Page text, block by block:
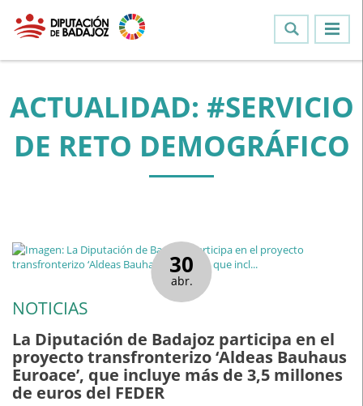
ACTUALIDAD: #SERVICIO
DE RETO DEMOGRÁFICO
30
abr.
NOTICIAS
La Diputación de Badajoz participa en el
proyecto transfronterizo ‘Aldeas Bauhaus
Euroace’, que incluye más de 3,5 millones
de euros del FEDER